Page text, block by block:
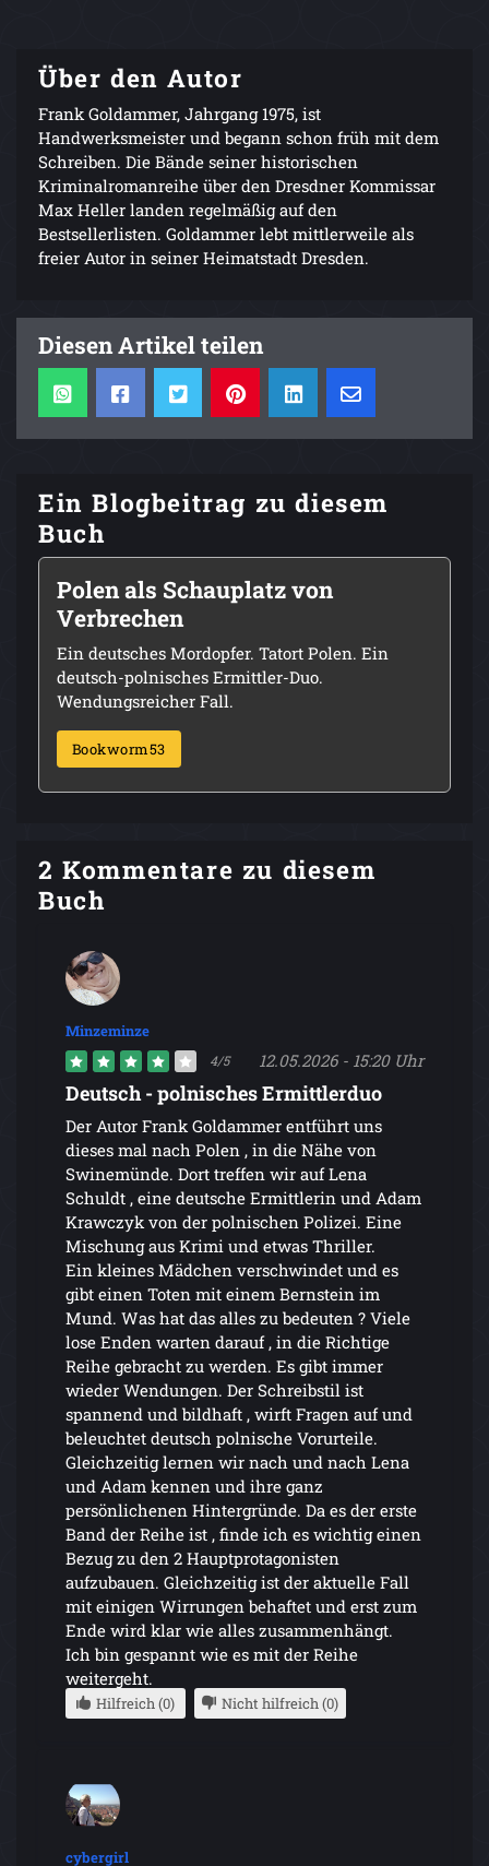
Über den Autor
Frank Goldammer, Jahrgang 1975, ist
Handwerksmeister und begann schon früh mit dem
Schreiben. Die Bände seiner historischen
Kriminalromanreihe über den Dresdner Kommissar
Max Heller landen regelmäßig auf den
Bestsellerlisten. Goldammer lebt mittlerweile als
freier Autor in seiner Heimatstadt Dresden.
Diesen Artikel teilen
Ein Blogbeitrag zu diesem
Buch
Polen als Schauplatz von
Verbrechen
Ein deutsches Mordopfer. Tatort Polen. Ein
deutsch-polnisches Ermittler-Duo.
Wendungsreicher Fall.
Bookworm53
2 Kommentare zu diesem
Buch
Minzeminze
4/5 12.05.2026 - 15:20 Uhr
Deutsch - polnisches Ermittlerduo
Der Autor Frank Goldammer entführt uns
dieses mal nach Polen , in die Nähe von
Swinemünde. Dort treffen wir auf Lena
Schuldt , eine deutsche Ermittlerin und Adam
Krawczyk von der polnischen Polizei. Eine
Mischung aus Krimi und etwas Thriller.
Ein kleines Mädchen verschwindet und es
gibt einen Toten mit einem Bernstein im
Mund. Was hat das alles zu bedeuten ? Viele
lose Enden warten darauf , in die Richtige
Reihe gebracht zu werden. Es gibt immer
wieder Wendungen. Der Schreibstil ist
spannend und bildhaft , wirft Fragen auf und
beleuchtet deutsch polnische Vorurteile.
Gleichzeitig lernen wir nach und nach Lena
und Adam kennen und ihre ganz
persönlichenen Hintergründe. Da es der erste
Band der Reihe ist , finde ich es wichtig einen
Bezug zu den 2 Hauptprotagonisten
aufzubauen. Gleichzeitig ist der aktuelle Fall
mit einigen Wirrungen behaftet und erst zum
Ende wird klar wie alles zusammenhängt.
Ich bin gespannt wie es mit der Reihe
weitergeht.
Hilfreich (0) Nicht hilfreich (0)
cybergirl